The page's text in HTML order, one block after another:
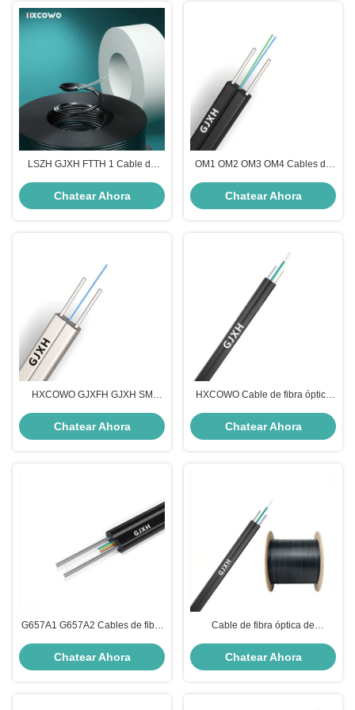
LSZH GJXH FTTH 1 Cable de
telecomunicaciones
Chatear Ahora
OM1 OM2 OM3 OM4 Cables de
Chatear Ahora
HXCOWO GJXFH GJXH SM
alambre de acero o cable FTTH
Chatear Ahora
HXCOWO Cable de fibra óptica
Cable de caída plana
Chatear Ahora
G657A1 G657A2 Cables de fibra
mensajería de acero 1/2/4/6/8/12
núcleos
Chatear Ahora
Cable de fibra óptica de
GJXH G657A FTTH
Chatear Ahora